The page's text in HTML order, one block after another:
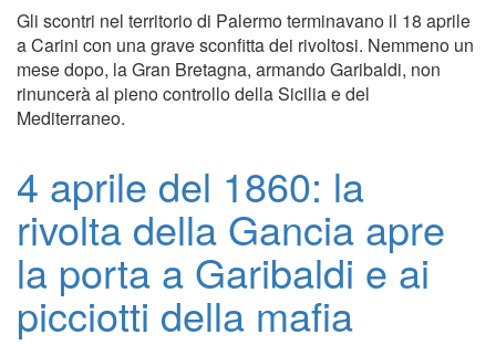
Gli scontri nel territorio di Palermo terminavano il 18 aprile
a Carini con una grave sconfitta dei rivoltosi. Nemmeno un
mese dopo, la Gran Bretagna, armando Garibaldi, non
rinuncerà al pieno controllo della Sicilia e del
Mediterraneo.
4 aprile del 1860: la
rivolta della Gancia apre
la porta a Garibaldi e ai
picciotti della mafia